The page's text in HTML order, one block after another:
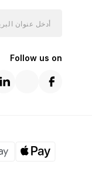
Follow us on